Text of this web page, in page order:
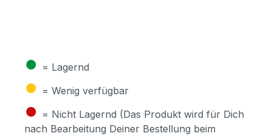
● = Lagernd
● = Wenig verfügbar
● = Nicht Lagernd (Das Produkt wird für Dich
nach Bearbeitung Deiner Bestellung beim